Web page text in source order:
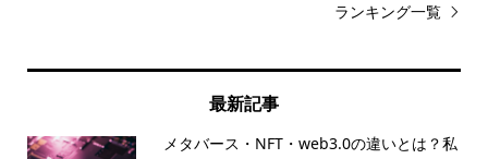
ランキング一覧
最新記事
メタバース・NFT・web3.0の違いとは？私